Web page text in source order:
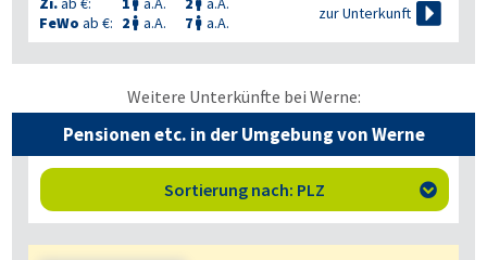
 
FeWo ab €: 2  a.A. 7  a.A.
zur Unterkunft 
Weitere Unterkünfte bei Werne:
Pensionen etc. in der Umgebung von Werne
Sortierung nach: PLZ 